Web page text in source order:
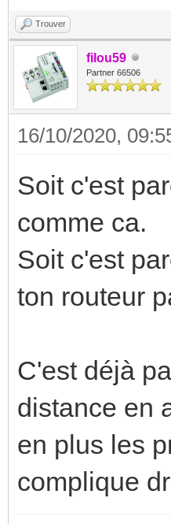
Trouver
filou59
Partner 66506
16/10/2020,
Soit c'est
comme ca.
Soit c'est
ton routeur
C'est déjà
distance en
en plus les
complique